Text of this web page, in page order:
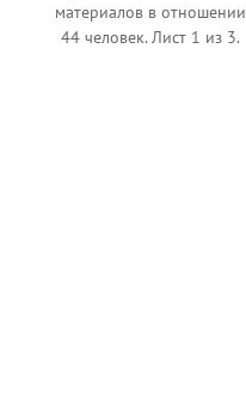
материалов в отношении
44 человек. Лист 1 из 3.